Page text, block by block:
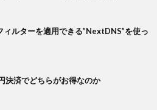
ィルターを適用できる”NextDNS”を使っ
済でどちらがお得なのか